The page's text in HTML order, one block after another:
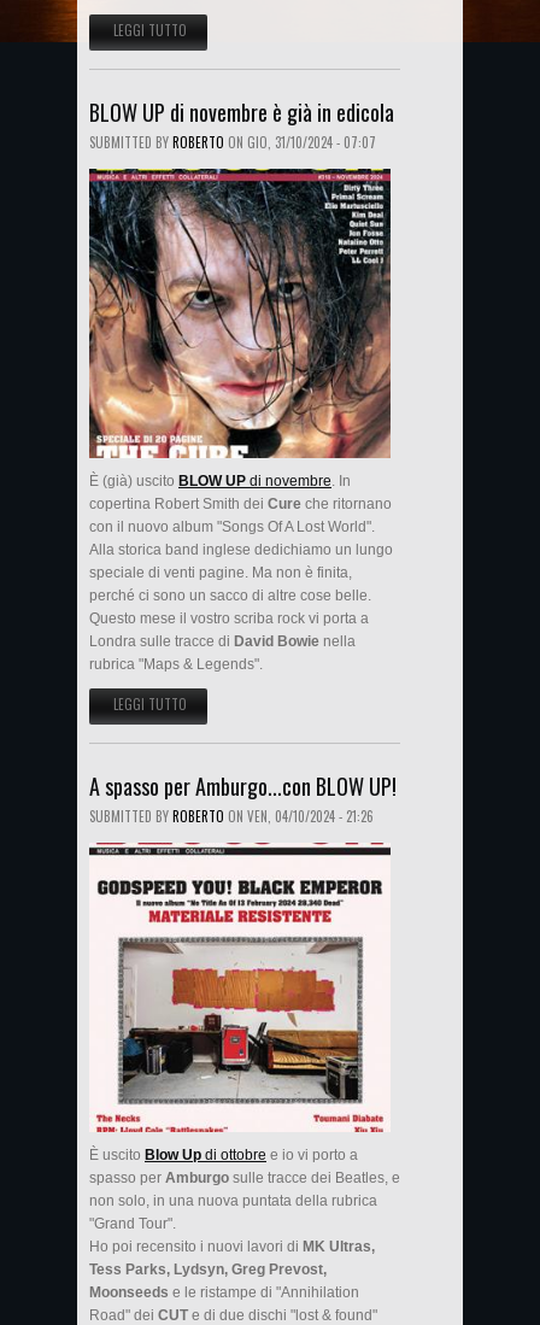
LEGGI TUTTO
MEDICINA SOLIDALE DI PELLARO (RC)
BLOW UP di novembre è già in edicola
SUBMITTED BYROBERTO ON GIO, 31/10/2024 - 07:07
È (già) uscito BLOW UP di novembre. In
copertina Robert Smith dei Cure che ritornano
con il nuovo album "Songs Of A Lost World".
Alla storica band inglese dedichiamo un lungo
speciale di venti pagine. Ma non è finita,
perché ci sono un sacco di altre cose belle.
Questo mese il vostro scriba rock vi porta a
Londra sulle tracce di David Bowie nella
rubrica "Maps & Legends".
LEGGI TUTTO
A spasso per Amburgo...con BLOW UP!
SUBMITTED BYROBERTO ON VEN, 04/10/2024 - 21:26
È uscito Blow Up di ottobre e io vi porto a
spasso per Amburgo sulle tracce dei Beatles, e
non solo, in una nuova puntata della rubrica
"Grand Tour".
Ho poi recensito i nuovi lavori di MK Ultras,
Tess Parks, Lydsyn, Greg Prevost,
Moonseeds e le ristampe di "Annihilation
Road" dei CUTe di due dischi "lost & found"